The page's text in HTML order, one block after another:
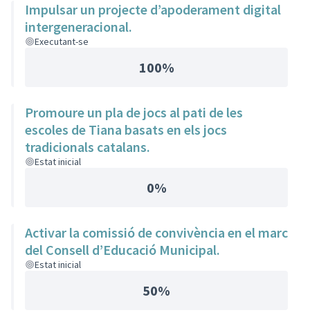
Impulsar un projecte d’apoderament digital
intergeneracional.
Executant-se
100%
Promoure un pla de jocs al pati de les
escoles de Tiana basats en els jocs
tradicionals catalans.
Estat inicial
0%
Activar la comissió de convivència en el marc
del Consell d’Educació Municipal.
Estat inicial
50%